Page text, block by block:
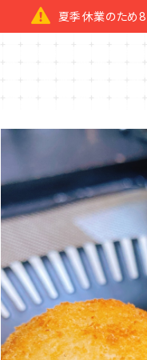
夏季休業のため